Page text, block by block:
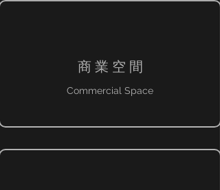
​商 業 空 間
Commercial Space